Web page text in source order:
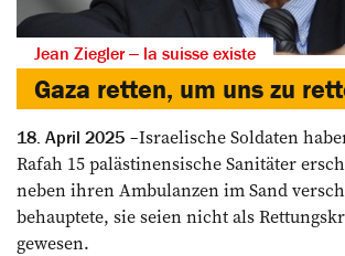
Jean Ziegler ‒ la suisse existe
Gaza retten, um uns zu
18. April 2025
Israelische Soldaten
Rafah 15 palästinensische Sanitäter
neben ihren Ambulanzen im Sand
behauptete, sie seien nicht als
gewesen.